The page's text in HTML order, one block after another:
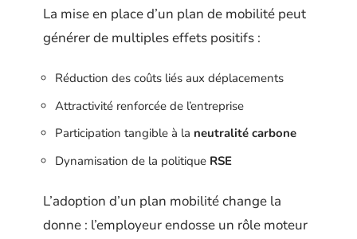
La mise en place d’un plan de mobilité peut
générer de multiples effets positifs :
Réduction des coûts liés aux déplacements
Attractivité renforcée de l’entreprise
Participation tangible à la neutralité carbone
Dynamisation de la politique RSE
L’adoption d’un plan mobilité change la
donne : l’employeur endosse un rôle moteur